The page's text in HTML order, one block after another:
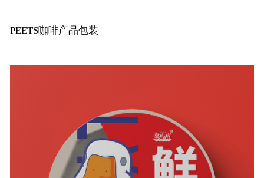
PEETS咖啡产品包装